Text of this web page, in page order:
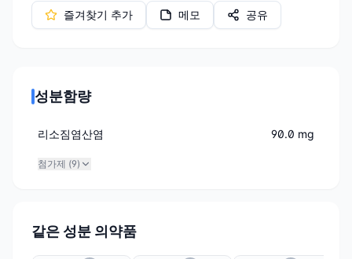
즐겨찾기 추가 메모 공유
성분함량
리소짐염산염 90.0 mg
첨가제 (9)
같은 성분 의약품